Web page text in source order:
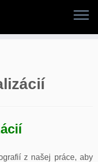
z našej práce, aby